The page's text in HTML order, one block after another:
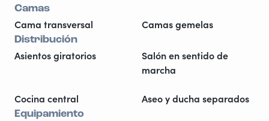
Camas
Cama transversal Camas gemelas
Distribución
Asientos giratorios
Salón en sentido de
marcha
Cocina central Aseo y ducha separados
Equipamiento